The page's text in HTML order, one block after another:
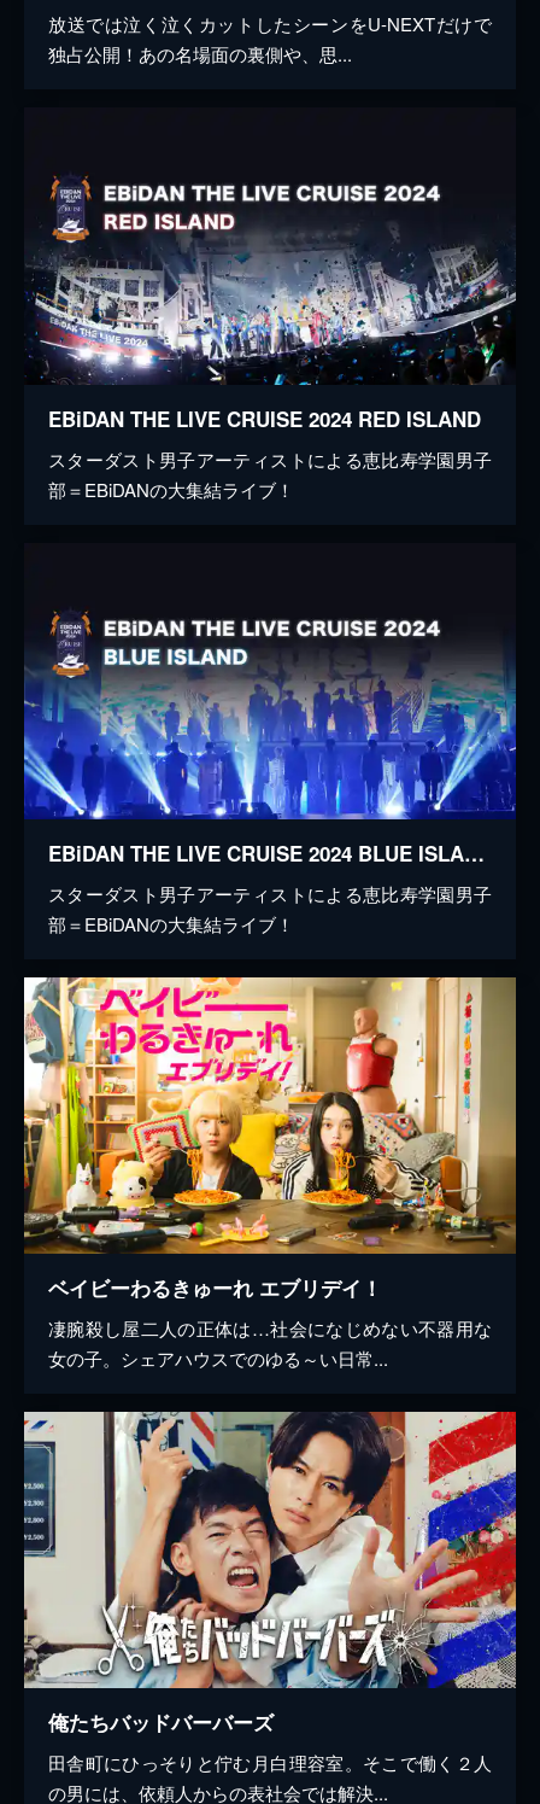
放送では泣く泣くカットしたシーンをU-NEXTだけで
独占公開！あの名場面の裏側や、思...
EBiDAN THE LIVE CRUISE 2024 RED ISLAND
スターダスト男子アーティストによる恵比寿学園男子
部＝EBiDANの大集結ライブ！
EBiDAN THE LIVE CRUISE 2024 BLUE ISLAND
スターダスト男子アーティストによる恵比寿学園男子
部＝EBiDANの大集結ライブ！
ベイビーわるきゅーれ エブリデイ！
凄腕殺し屋二人の正体は…社会になじめない不器用な
女の子。シェアハウスでのゆる～い日常...
俺たちバッドバーバーズ
田舎町にひっそりと佇む月白理容室。そこで働く２人
の男には、依頼人からの表社会では解決...